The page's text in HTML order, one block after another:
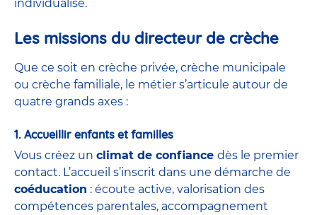
individualisé.
Les missions du directeur de crèche
Que ce soit en crèche privée, crèche municipale
ou crèche familiale, le métier s’articule autour de
quatre grands axes :
1. Accueillir enfants et familles
Vous créez un climat de confiance dès le premier
contact. L’accueil s’inscrit dans une démarche de
coéducation : écoute active, valorisation des
compétences parentales, accompagnement